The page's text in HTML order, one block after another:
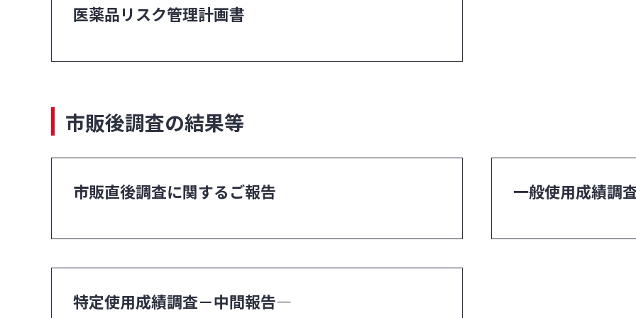
医薬品リスク管理計画書
市販後調査の結果等
市販直後調査に関するご報告 一般使用成績調
特定使用成績調査－中間報告―